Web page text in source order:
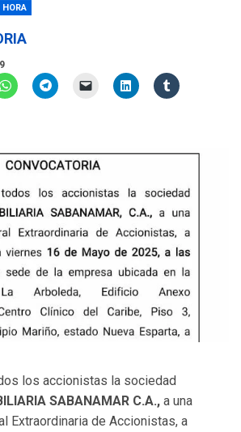
los accionistas la sociedad
SABANAMAR C.A., a una
Extraordinaria de Accionistas, a